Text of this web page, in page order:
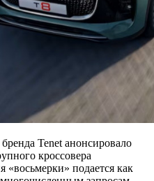
Tenet анонсировало
кроссовера
подается как